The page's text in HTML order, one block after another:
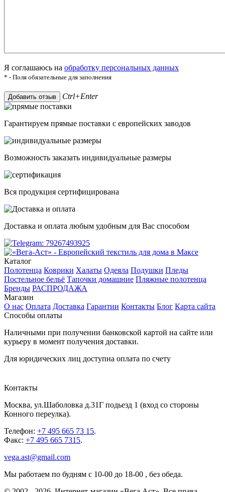
Я соглашаюсь на обработку персональных данных
* - Поля обязательные для заполнения
Добавить отзыв Ctrl+Enter
Гарантируем прямые поставки с европейских заводов
Возможность заказать индивидуальные размеры
Вся продукция сертифицирована
Доставка и оплата любым удобным для Вас способом
Каталог
Полотенца Коврики Халаты Одеяла Подушки Пледы
Постельное бельё Тапочки домашние Пляжные полотенца
Бренды РАСПРОДАЖА
Магазин
О нас Оплата Доставка Гарантии Контакты Блог Карта сайта
Способы оплаты
Наличными при получении банковской картой на сайте или
курьеру в момент получения доставки.
Для юридических лиц доступна оплата по счету
Контакты
Москва, ул.Шаболовка д.31Г подьезд 1 (вход со стороны
Конного переулка).
Телефон: +7 495 665 73 15.
Факс: +7 495 665 7315.
vega.ast@gmail.com
Мы работаем по будням с 10-00 до 18-00 , без обеда.